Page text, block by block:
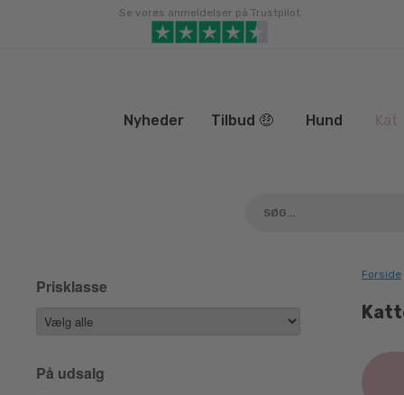
Se vores anmeldelser på Trustpilot
Nyheder Tilbud 🤑 Hund Kat
Forside
Prisklasse
På udsalg